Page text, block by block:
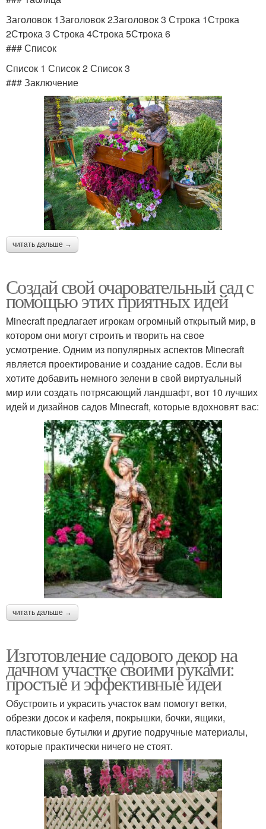
Заголовок 1Заголовок 2Заголовок 3 Строка 1Строка
2Строка 3 Строка 4Строка 5Строка 6
### Список
Список 1 Список 2 Список 3
### Заключение
читать дальше →
Создай свой очаровательный сад с
помощью этих приятных идей
Minecraft предлагает игрокам огромный открытый мир, в
котором они могут строить и творить на свое
усмотрение. Одним из популярных аспектов Minecraft
является проектирование и создание садов. Если вы
хотите добавить немного зелени в свой виртуальный
мир или создать потрясающий ландшафт, вот 10 лучших
идей и дизайнов садов Minecraft, которые вдохновят вас:
читать дальше →
Изготовление садового декор на
дачном участке своими руками:
простые и эффективные идеи
Обустроить и украсить участок вам помогут ветки,
обрезки досок и кафеля, покрышки, бочки, ящики,
пластиковые бутылки и другие подручные материалы,
которые практически ничего не стоят.